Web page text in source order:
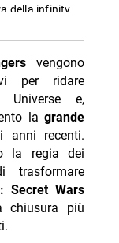
della infinity
blocco
di
dynasty e
della
dei
vengono
per ridare
Universe e,
lagrande
anni recenti.
la regia dei
Secret Wars
chiusura più